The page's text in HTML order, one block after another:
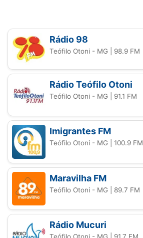
Rádio 98
Teófilo Otoni - MG | 98.9 FM
Rádio Teófilo Otoni
Teófilo Otoni - MG | 91.1 FM
Imigrantes FM
Teófilo Otoni - MG | 100.9 FM
Maravilha FM
Teófilo Otoni - MG | 89.7 FM
Rádio Mucuri